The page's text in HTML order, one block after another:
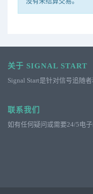
关于 SIGNAL START
Signal Start是针对信号追随
联系我们
如有任何疑问或需要24/5电